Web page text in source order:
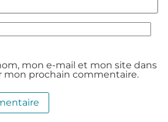
mon e-mail et mon site dans
mon prochain commentaire.